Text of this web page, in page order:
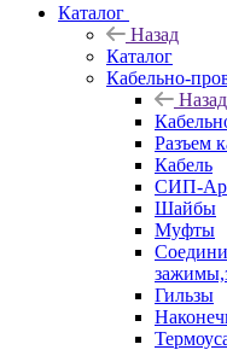
Каталог
Назад
Каталог
Кабельно-
Назад
Разъем
Кабель
СИП-
Шайбы
Муфты
Гильзы